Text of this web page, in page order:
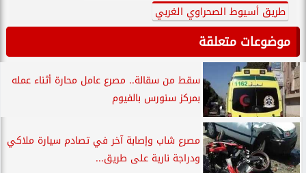
طريق أسيوط الصحراوي الغربي
موضوعات متعلقة
سقط من سقالة.. مصرع عامل محارة أثناء عمله
بمركز سنورس بالفيوم
مصرع شاب وإصابة آخر في تصادم سيارة ملاكي
ودراجة نارية على طريق...